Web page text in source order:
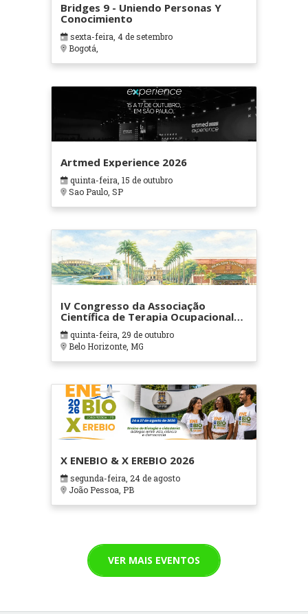
Bridges 9 - Uniendo Personas Y
Conocimiento
sexta-feira, 4 de setembro
Bogotá,
Artmed Experience 2026
quinta-feira, 15 de outubro
Sao Paulo, SP
IV Congresso da Associação
Científica de Terapia Ocupacional
em Contextos Hospitalares e
Cuidados Paliativos - ATOHOSP
quinta-feira, 29 de outubro
Belo Horizonte, MG
X ENEBIO & X EREBIO 2026
segunda-feira, 24 de agosto
João Pessoa, PB
VER MAIS EVENTOS